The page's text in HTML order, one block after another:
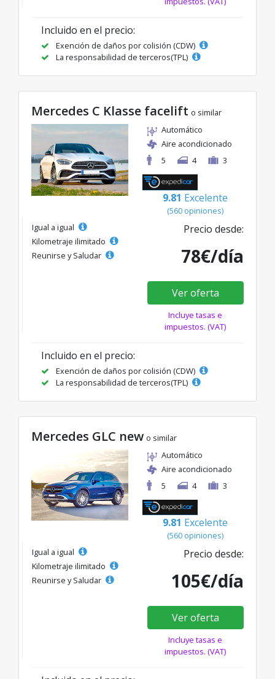
Incluido en el precio:
Exención de daños por colisión (CDW)
La responsabilidad de terceros(TPL)
Mercedes C Klasse facelift o similar
Automático
Aire acondicionado
5
4 3
9.81 Excelente
(560 opiniones)
Igual a igual
Kilometraje ilimitado
Reunirse y Saludar
Precio desde:
78€/día
Ver oferta
Incluye tasas e
impuestos. (VAT)
Incluido en el precio:
Exención de daños por colisión (CDW)
La responsabilidad de terceros(TPL)
Mercedes GLC new o similar
Automático
Aire acondicionado
5
4 3
9.81 Excelente
(560 opiniones)
Igual a igual
Kilometraje ilimitado
Reunirse y Saludar
Precio desde:
105€/día
Ver oferta
Incluye tasas e
impuestos. (VAT)